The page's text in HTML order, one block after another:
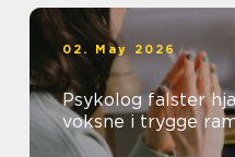
02. May 2026
Psykolog falster hjælp til børn, unge og
voksne i trygge